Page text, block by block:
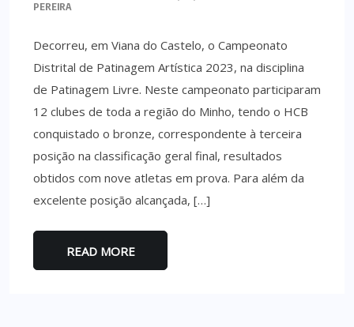
PEREIRA
Decorreu, em Viana do Castelo, o Campeonato
Distrital de Patinagem Artística 2023, na disciplina
de Patinagem Livre. Neste campeonato participaram
12 clubes de toda a região do Minho, tendo o HCB
conquistado o bronze, correspondente à terceira
posição na classificação geral final, resultados
obtidos com nove atletas em prova. Para além da
excelente posição alcançada, […]
READ MORE